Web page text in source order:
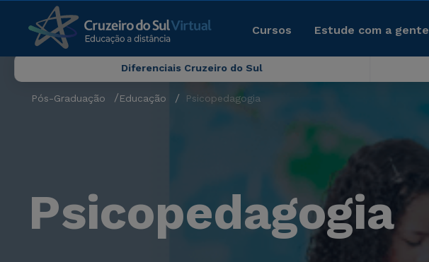
Cursos Estude com a gente
Diferenciais Cruzeiro do Sul
Pós-Graduação Educação Psicopedagogia
Psicopedagogia